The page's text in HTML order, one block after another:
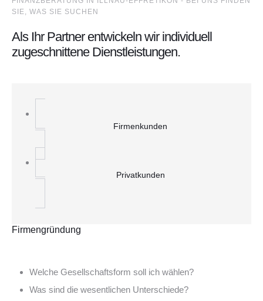
SIE, WAS SIE SUCHEN
Als Ihr Partner entwickeln wir individuell
zugeschnittene Dienstleistungen.
Firmenkunden
Privatkunden
Firmengründung
Welche Gesellschaftsform soll ich wählen?
Was sind die wesentlichen Unterschiede?